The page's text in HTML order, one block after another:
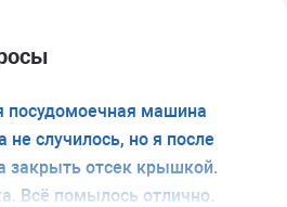
посудомоечная машина
не случилось, но я после
закрыть отсек крышкой.
Всё помылось отлично.